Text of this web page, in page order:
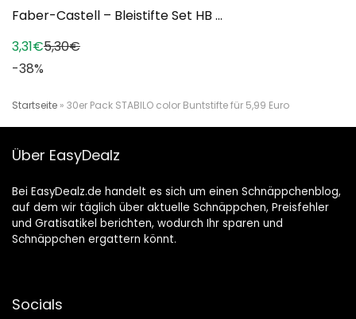
Faber-Castell – Bleistifte Set HB ...
3,31€5,30€
-38%
Startseite » 30er Pack STABILO color Buntstifte für 5,99 Euro
Über EasyDealz
Bei EasyDealz.de handelt es sich um einen Schnäppchenblog,
auf dem wir täglich über aktuelle Schnäppchen, Preisfehler
und Gratisatikel berichten, wodurch Ihr sparen und
Schnäppchen ergattern könnt.
Socials